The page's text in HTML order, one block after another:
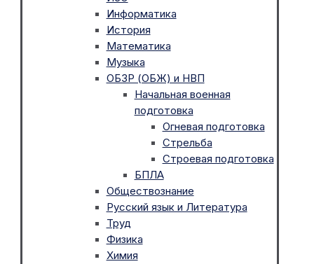
Информатика
История
Математика
Музыка
ОБЗР (ОБЖ) и НВП
Начальная военная
подготовка
Огневая подготовка
Стрельба
Строевая подготовка
БПЛА
Обществознание
Русский язык и Литература
Труд
Физика
Химия